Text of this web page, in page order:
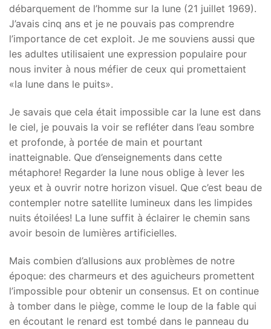
débarquement de l’homme sur la lune (21 juillet 1969).
J’avais cinq ans et je ne pouvais pas comprendre
l’importance de cet exploit. Je me souviens aussi que
les adultes utilisaient une expression populaire pour
nous inviter à nous méfier de ceux qui promettaient
«la lune dans le puits».
Je savais que cela était impossible car la lune est dans
le ciel, je pouvais la voir se refléter dans l’eau sombre
et profonde, à portée de main et pourtant
inatteignable. Que d’enseignements dans cette
métaphore! Regarder la lune nous oblige à lever les
yeux et à ouvrir notre horizon visuel. Que c’est beau de
contempler notre satellite lumineux dans les limpides
nuits étoilées! La lune suffit à éclairer le chemin sans
avoir besoin de lumières artificielles.
Mais combien d’allusions aux problèmes de notre
époque: des charmeurs et des aguicheurs promettent
l’impossible pour obtenir un consensus. Et on continue
à tomber dans le piège, comme le loup de la fable qui
en écoutant le renard est tombé dans le panneau du